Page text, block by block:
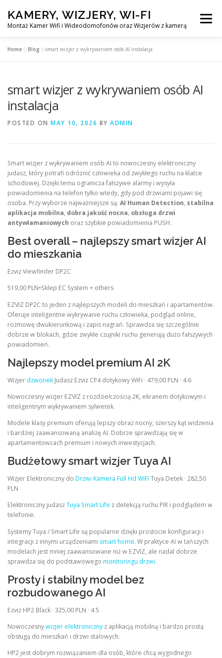
content
KAMERY, WIZJERY, WI-FI
Montaż Kamer Wifi i Wideodomofonów oraz Wizjerów z kamerą
Menu
MONTAŻ WIDEDOMOFONÓW
KONTAKT
PL
Home »Blog »smart wizjer z wykrywaniem osób AI instalacja
smart wizjer z wykrywaniem osób AI
instalacja
POSTED ON MAY 10, 2026 BY ADMIN
Smart wizjer z wykrywaniem osób AI to nowoczesny elektroniczny
judasz, który potrafi odróżnić człowieka od zwykłego ruchu na klatce
schodowej. Dzięki temu ogranicza fałszywe alarmy i wysyła
powiadomienia na telefon tylko wtedy, gdy pod drzwiami pojawi się
osoba. Przy wyborze najważniejsze są: AI Human Detection, stabilna
aplikacja mobilna, dobra jakość nocna, obsługa drzwi
antywłamaniowych oraz szybkie powiadomienia PUSH.
Best overall – najlepszy smart wizjer AI
do mieszkania
Ezviz Viewfinder DP2C
519,00 PLN•Sklep EC System + others
EZVIZ DP2C to jeden z najlepszych modeli do mieszkań i apartamentów.
Oferuje inteligentne wykrywanie ruchu człowieka, podgląd online,
rozmowę dwukierunkową i zapis nagrań. Sprawdza się szczególnie
dobrze w blokach, gdzie zwykłe czujniki ruchu generują dużo fałszywych
powiadomień.
Najlepszy model premium AI 2K
Wizjer dzwonek Judasz Ezviz CP4 dotykowy WiFi · 479,00 PLN · 4.6
Nowoczesny wizjer EZVIZ z rozdzielczością 2K, ekranem dotykowym i
inteligentnym wykrywaniem sylwetek.
Modele klasy premium oferują lepszy obraz nocny, szerszy kąt widzenia
i bardziej zaawansowaną analizę AI. Dobrze sprawdzają się w
apartamentowcach premium i nowych inwestycjach.
Budżetowy smart wizjer Tuya AI
Wizjer Elektroniczny do Drzwi Kamera Full Hd WiFi Tuya Detek · 282,50
PLN
Elektroniczny judaszTuya Smart Life z detekcją ruchu PIR i podglądem w
telefonie.
Systemy Tuya / Smart Life są popularne dzięki prostocie konfiguracji i
integracji z innymi urządzeniami smart home. W praktyce AI w tańszych
modelach jest mniej zaawansowane niż w EZVIZ, ale nadal dobrze
sprawdza się do podstawowego monitoringu drzwi.
Prosty i stabilny model bez
rozbudowanego AI
Ezviz HP2 Black · 325,00 PLN · 4.5
Nowoczesnywizjer elektroniczny z aplikacją mobilną i bardzo prostą
obsługą do mieszkań i drzwi stalowych.
HP2 jest dobrym rozwiązaniem dla osób, które chcą wygodnego